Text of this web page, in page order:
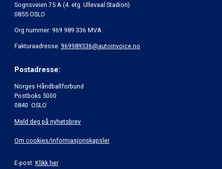
Sognsveien 75 A (4. etg. Ullevaal Stadion)
0855 OSLO
Org.nummer: 969 989 336 MVA
Fakturaadresse: 969989336@autoinvoice.no
Postadresse:
Norges Håndballforbund
Postboks 5000
0840 OSLO
Meld deg på nyhetsbrev
Om cookies/informasjonskapsler
E-post: Klikk her